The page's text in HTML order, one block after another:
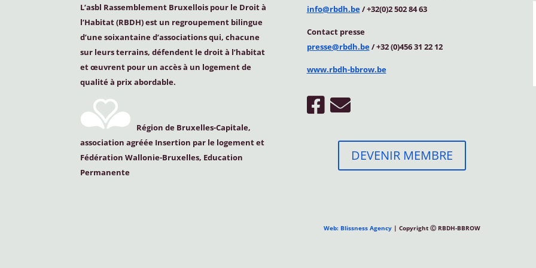
L’asbl Rassemblement Bruxellois pour le Droit à
l’Habitat (RBDH) est un regroupement bilingue
d’une soixantaine d’associations qui, chacune
sur leurs terrains, défendent le droit à l’habitat
et œuvrent pour un accès à un logement de
qualité à prix abordable.
Région de Bruxelles-Capitale,
association agréée Insertion par le logement et
Fédération Wallonie-Bruxelles, Education
Permanente
info@rbdh.be/ +32(0)2 502 84 63
Contact presse
presse@rbdh.be/ +32 (0)456 31 22 12
www.rbdh-bbrow.be
DEVENIR MEMBRE
Web: Blissness Agency | Copyright Ⓒ RBDH-BBROW